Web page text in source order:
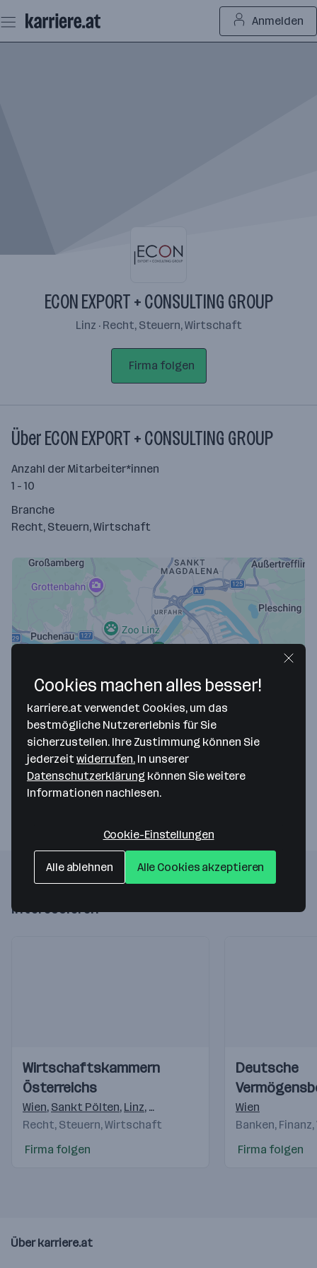
Seiteninhalt
springen
Anmelden
ECON EXPORT + CONSULTING GROUP
Linz · Recht, Steuern, Wirtschaft
Firma folgen
Über ECON EXPORT + CONSULTING GROUP
Anzahl der Mitarbeiter*innen
1 - 10
Branche
Recht, Steuern, Wirtschaft
Map data ©2026 Google
ECON EXPORT + CONSULTING GROUP
Baumbachstrasse 6
4020 Linz— Route berechnen
Folgende Firmen könnten dich auch
interessieren
Videos
Einblicke
Einblicke
Wirtschaftskammern
Österreichs
Wien, Sankt Pölten, Linz, Salzburg Innsbruck,Feldkirch
Recht, Steuern, Wirtschaft
Firma folgen
Videos
Einblicke
Einblicke
Deutsche
AG
Wien
Banken,
Firma folgen
Über karriere.at
Cookies machen alles besser!
karriere.at verwendet Cookies, um das
bestmögliche Nutzererlebnis für Sie
sicherzustellen. Ihre Zustimmung können Sie
jederzeit widerrufen. In unserer
Datenschutzerklärung können Sie weitere
Informationen nachlesen.
Cookie-Einstellungen
Alle ablehnen Alle Cookies akzeptieren